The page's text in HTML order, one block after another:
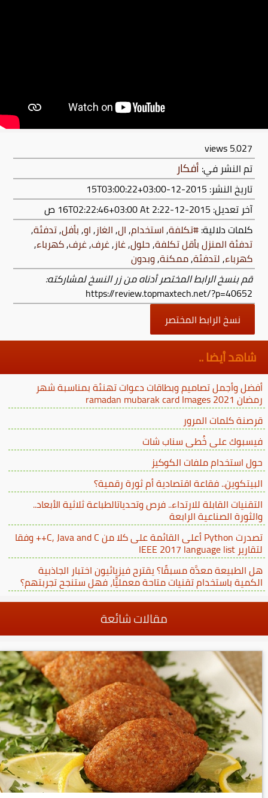
5٬027views
تم النشر في: أفكار
تاريخ النشر: 2015-12-15T03:00:22+03:00
آخر تعديل: 2015-12-16T02:22:46+03:00
At 2:22 ص
كلمات دلالية:‫#‏تكلفة‬,استخدام,ال,الغاز,او,بأفل,‏تدفئة‬,
تدفئة المنزل بأقل تكلفة,حلول‬,‏غاز‬,‏غرف‬,غرف‬,‏كهرباء‬,
كهرباء,لتدفئة‬,ممكنة,وبدون
قم بنسخ الرابط المختصر أدناه من زر النسخ لمشاركته:
https://review.topmaxtech.net/?p=40652
نسخ الرابط المختصر
شاهد أيضا ..
أفضل وأجمل تصاميم وبطاقات دعوات تهنئة بمناسبة شهر
رمضان ramadan mubarak card Images 2021
قرصنة كلمات المرور
فيسبوك على خُطى سناب شات
حول استخدام ملفات الكوكيز
البيتكوين.. فقاعة اقتصادية أم ثورة رقمية؟
التقنيات القابلة للارتداء.. فرص وتحدياتالطباعة ثلاثية الأبعاد..
والثورة الصناعية الرابعة
تصدرت Python أعلى القائمة على كلا من C, Java and C++ وفقا
لتقارير IEEE 2017 language list
هل الطبيعة معدَّة مسبقًا؟ يقترح فيزيائيون اختبار الجاذبية
الكمية باستخدام تقنيات متاحة معمليًّا، فهل ستنجح تجربتهم؟
مقالات شائعة